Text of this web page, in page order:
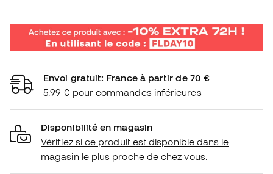
Envoi gratuit: France à partir de 70 €
5,99 € pour commandes inférieures
Disponibilité en magasin
Vérifiez si ce produit est disponible dans le
magasin le plus proche de chez vous.